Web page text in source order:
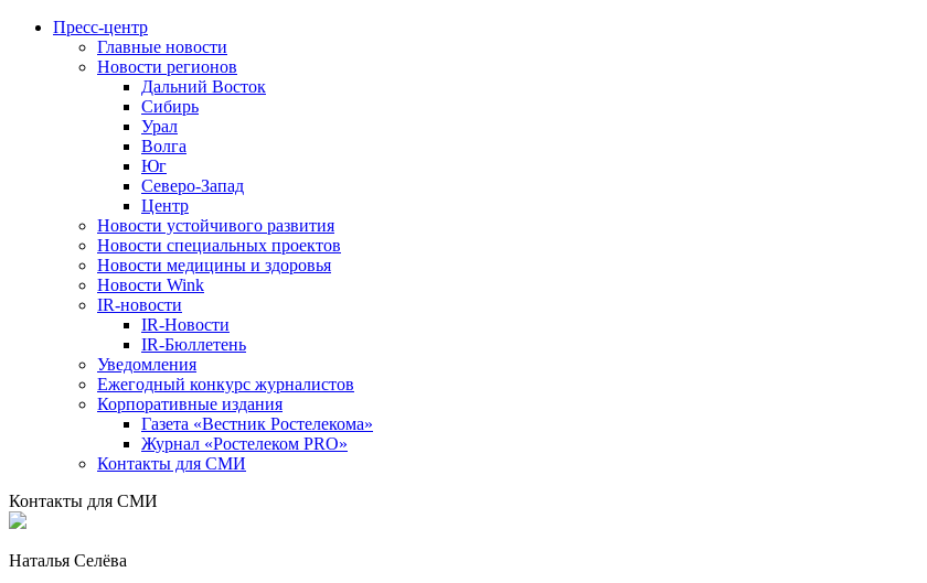
Пресс-центр
Главные новости
Новости регионов
Дальний Восток
Сибирь
Урал
Волга
Юг
Северо-Запад
Центр
Новости устойчивого развития
Новости специальных проектов
Новости медицины и здоровья
Новости Wink
IR-новости
IR-Новости
IR-Бюллетень
Уведомления
Ежегодный конкурс журналистов
Корпоративные издания
Газета «Вестник Ростелекома»
Журнал «Ростелеком PRO»
Контакты для СМИ
Контакты для СМИ
Наталья Селёва